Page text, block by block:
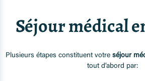
Séjour médical
Plusieurs étapes constituent votre séjour
tout d’abord par: